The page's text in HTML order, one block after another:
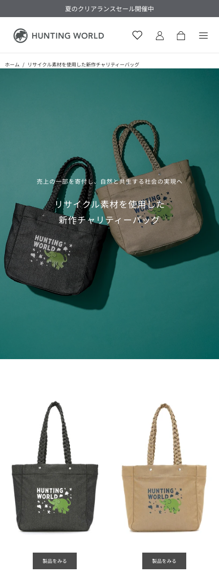
夏のクリアランスセール開催中
ホーム リサイクル素材を使用した新作チャリティーバッグ
売上の一部を寄付し、自然と共生する社会の実現へ
リサイクル素材を​使用した​
新作チャリティーバッグ
製品をみる 製品をみる